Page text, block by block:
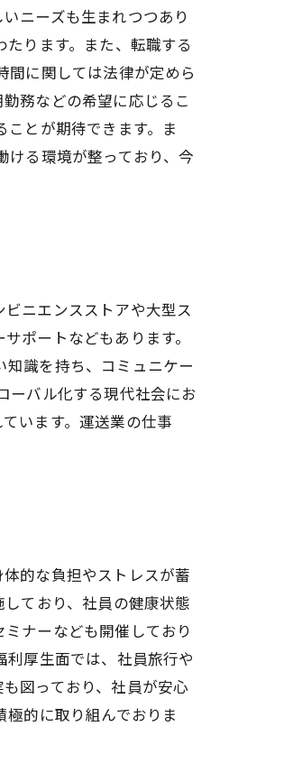
ニーズも生まれつつあり
ります。また、転職する
に関しては法律が定めら
務などの希望に応じるこ
とが期待できます。ま
る環境が整っており、今
ニエンスストアや大型ス
ポートなどもあります。
識を持ち、コミュニケー
ーバル化する現代社会にお
います。運送業の仕事
的な負担やストレスが蓄
ており、社員の健康状態
ナーなども開催しており
厚生面では、社員旅行や
図っており、社員が安心
的に取り組んでおりま